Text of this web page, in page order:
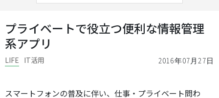
プライベートで役立つ便利な情報管理
系アプリ
2016年07月27日
LIFE IT活用
スマートフォンの普及に伴い、仕事・プライベート問わ